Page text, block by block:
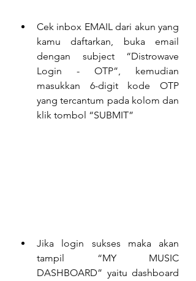
Cek inbox EMAIL dari akun yang
kamu daftarkan, buka email
dengan subject “Distrowave
Login - OTP”, kemudian
masukkan 6-digit kode OTP
yang tercantum pada kolom dan
klik tombol “SUBMIT”
Jika login sukses maka akan
tampil “MY MUSIC
DASHBOARD” yaitu dashboard